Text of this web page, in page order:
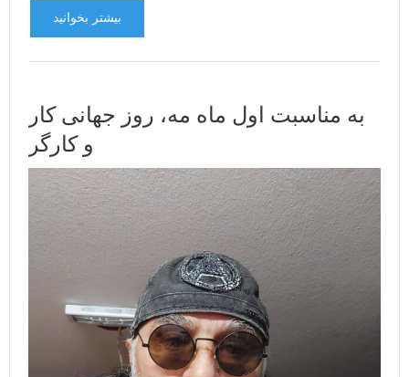
بیشتر بخوانید
به مناسبت اول ماه مه، روز جهانی کار
و کارگر